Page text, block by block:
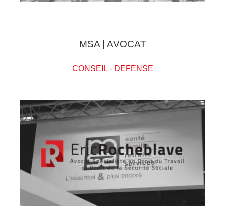
MSA | AVOCAT
CONSEIL- DEFENSE